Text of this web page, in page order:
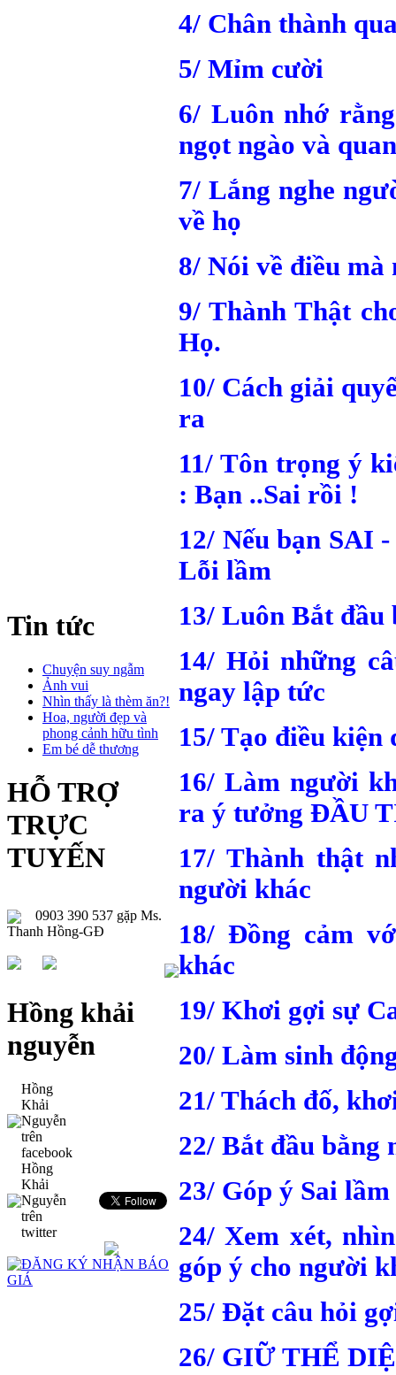
Tin tức
Chuyện suy ngẫm
Ảnh vui
Nhìn thấy là thèm ăn?!
Hoa, người đẹp và
phong cảnh hữu tình
Em bé dễ thương
HỖ TRỢ
TRỰC
TUYẾN
0903 390 537 gặp Ms.
Thanh Hồng-GĐ
Hồng khải
nguyễn
Hồng
Khải
Nguyễn
trên
facebook
Hồng
Khải
Nguyễn
trên
twitter
4/ Chân thành
5/ Mỉm cười
6/ Luôn nhớ
ngọt ngào và
7/ Lắng nghe
về họ
8/ Nói về điều
9/ Thành Thật
Họ.
10/ Cách giải
ra
11/ Tôn trọng ý
: Bạn ..Sai rồi !
12/ Nếu bạn SAI
Lỗi lầm
13/ Luôn Bắt đầu
14/ Hỏi những
ngay lập tức
15/ Tạo điều
16/ Làm người
ra ý tưởng ĐẦU
17/ Thành thật
người khác
18/ Đồng cảm
khác
19/ Khơi gợi sự
20/ Làm sinh
21/ Thách đố,
22/ Bắt đầu
23/ Góp ý Sai
24/ Xem xét,
góp ý cho người
25/ Đặt câu hỏi
26/ GIỮ THỂ